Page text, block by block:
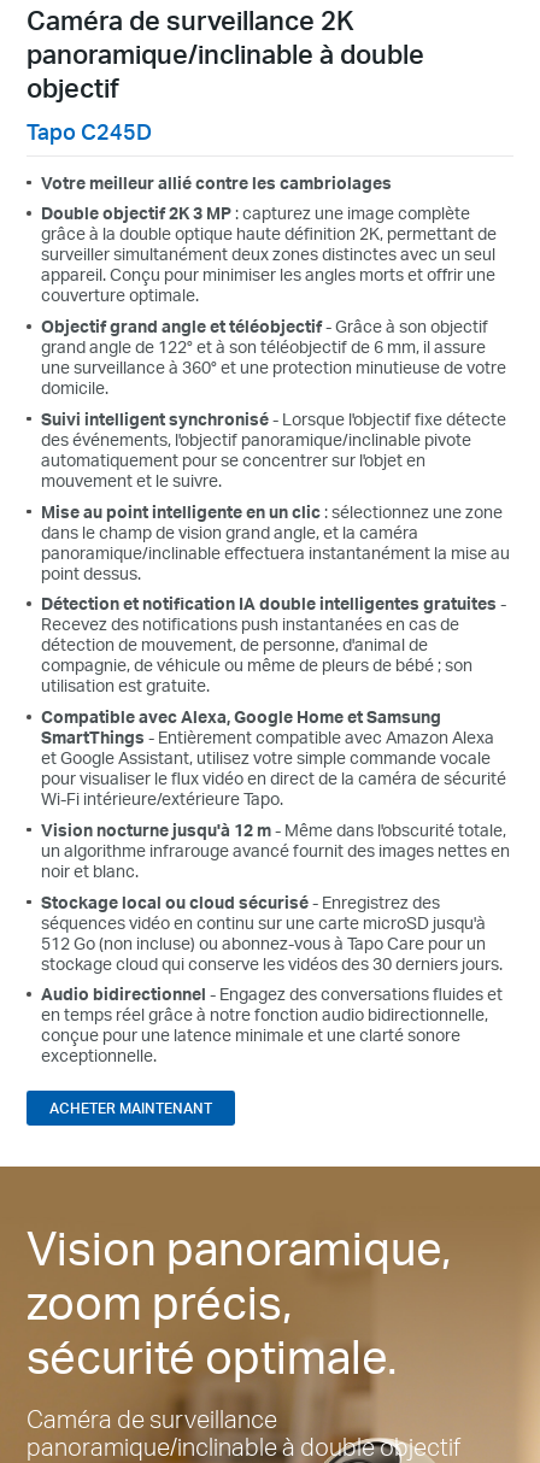
Caméra de surveillance 2K
panoramique/inclinable à double
objectif
Tapo C245D
Votre meilleur allié contre les cambriolages
Double objectif 2K 3 MP: capturez une image complète
grâce à la double optique haute définition 2K, permettant de
surveiller simultanément deux zones distinctes avec un seul
appareil. Conçu pour minimiser les angles morts et offrir une
couverture optimale.
Objectif grand angle et téléobjectif- Grâce à son objectif
grand angle de 122° et à son téléobjectif de 6 mm, il assure
une surveillance à 360° et une protection minutieuse de votre
domicile.
Suivi intelligent synchronisé- Lorsque l'objectif fixe détecte
des événements, l'objectif panoramique/inclinable pivote
automatiquement pour se concentrer sur l'objet en
mouvement et le suivre.
Mise au point intelligente en un clic: sélectionnez une zone
dans le champ de vision grand angle, et la caméra
panoramique/inclinable effectuera instantanément la mise au
point dessus.
Détection et notification IA double intelligentes gratuites -
Recevez des notifications push instantanées en cas de
détection de mouvement, de personne, d'animal de
compagnie, de véhicule ou même de pleurs de bébé ; son
utilisation est gratuite.
Compatible avec Alexa, Google Home et Samsung
SmartThings - Entièrement compatible avec Amazon Alexa
et Google Assistant, utilisez votre simple commande vocale
pour visualiser le flux vidéo en direct de la caméra de sécurité
Wi-Fi intérieure/extérieure Tapo.
Vision nocturne jusqu'à 12 m- Même dans l'obscurité totale,
un algorithme infrarouge avancé fournit des images nettes en
noir et blanc.
Stockage local ou cloud sécurisé- Enregistrez des
séquences vidéo en continu sur une carte microSD jusqu'à
512 Go (non incluse) ou abonnez-vous à Tapo Care pour un
stockage cloud qui conserve les vidéos des 30 derniers jours.
Audio bidirectionnel - Engagez des conversations fluides et
en temps réel grâce à notre fonction audio bidirectionnelle,
conçue pour une latence minimale et une clarté sonore
exceptionnelle.
ACHETER MAINTENANT
Vision panoramique,
zoom précis,
sécurité optimale.
Caméra de surveillance
panoramique/inclinable à double objectif